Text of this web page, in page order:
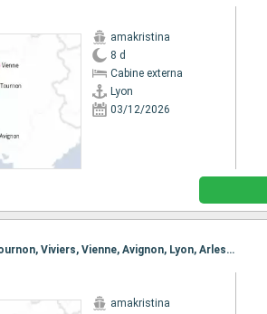
amakristina
8 d
Cabine externa
Lyon
03/12/2026
Itinerário : Arles, Lyon, Arles, Lyon, Avignon, Lyon, Vienne, Viviers, Tournon, Viviers, Vienne, Avignon, Lyon, Arles, Lyon
amakristina